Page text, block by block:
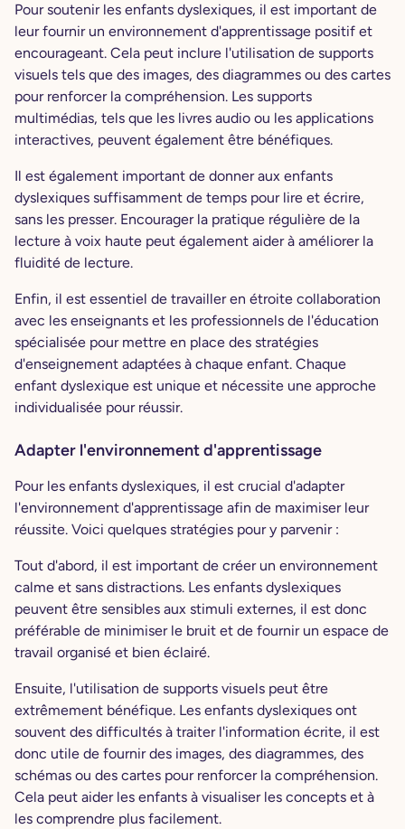
Pour soutenir les enfants dyslexiques, il est important de
leur fournir un environnement d'apprentissage positif et
encourageant. Cela peut inclure l'utilisation de supports
visuels tels que des images, des diagrammes ou des cartes
pour renforcer la compréhension. Les supports
multimédias, tels que les livres audio ou les applications
interactives, peuvent également être bénéfiques.
Il est également important de donner aux enfants
dyslexiques suffisamment de temps pour lire et écrire,
sans les presser. Encourager la pratique régulière de la
lecture à voix haute peut également aider à améliorer la
fluidité de lecture.
Enfin, il est essentiel de travailler en étroite collaboration
avec les enseignants et les professionnels de l'éducation
spécialisée pour mettre en place des stratégies
d'enseignement adaptées à chaque enfant. Chaque
enfant dyslexique est unique et nécessite une approche
individualisée pour réussir.
Adapter l'environnement d'apprentissage
Pour les enfants dyslexiques, il est crucial d'adapter
l'environnement d'apprentissage afin de maximiser leur
réussite. Voici quelques stratégies pour y parvenir :
Tout d'abord, il est important de créer un environnement
calme et sans distractions. Les enfants dyslexiques
peuvent être sensibles aux stimuli externes, il est donc
préférable de minimiser le bruit et de fournir un espace de
travail organisé et bien éclairé.
Ensuite, l'utilisation de supports visuels peut être
extrêmement bénéfique. Les enfants dyslexiques ont
souvent des difficultés à traiter l'information écrite, il est
donc utile de fournir des images, des diagrammes, des
schémas ou des cartes pour renforcer la compréhension.
Cela peut aider les enfants à visualiser les concepts et à
les comprendre plus facilement.